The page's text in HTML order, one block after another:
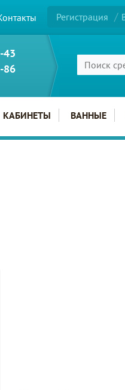
Регистрация
43
86
КАБИНЕТЫ ВАННЫЕ